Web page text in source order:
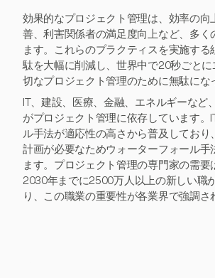
効果的なプロジェクト管理は、効率の向
善、利害関係者の満足度向上など、多く
ます。これらのプラクティスを実施する
駄を大幅に削減し、世界中で20秒ごと
切なプロジェクト管理のために無駄にな
IT、建設、医療、金融、エネルギーなど
がプロジェクト管理に依存しています。
ル手法が適応性の高さから普及しており
計画が必要なためウォーターフォール手
ます。プロジェクト管理の専門家の需要
2030年までに2500万人以上の新しい職
り、この職業の重要性が各業界で強調さ